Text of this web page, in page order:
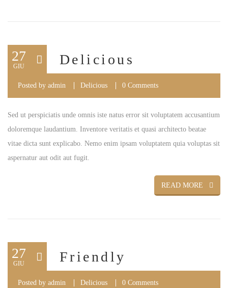
27
GIU Delicious
Posted by admin Delicious 0 Comments
Sed ut perspiciatis unde omnis iste natus error sit voluptatem accusantium
doloremque laudantium. Inventore veritatis et quasi architecto beatae
vitae dicta sunt explicabo. Nemo enim ipsam voluptatem quia voluptas sit
aspernatur aut odit aut fugit.
READ MORE
27
GIU Friendly
Posted by admin Delicious 0 Comments